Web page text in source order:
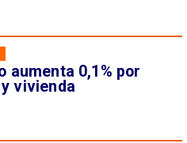
aumenta 0,1% por
vivienda